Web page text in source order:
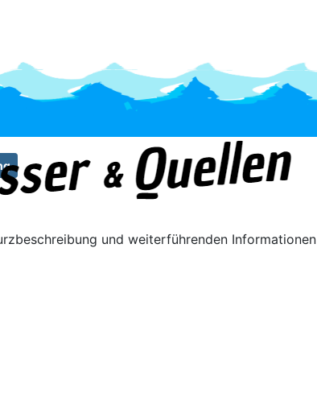
und weiterführenden Informationen